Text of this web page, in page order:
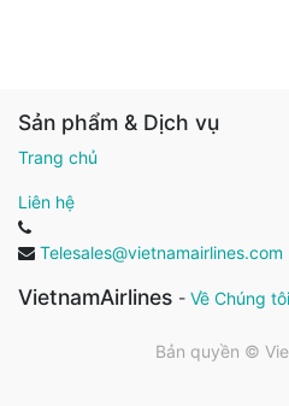
Sản phẩm & Dịch vụ
Trang chủ
Liên hệ
Telesales@vietnamairlines.com
VietnamAirlines - Về Chúng tôi
Bản quyền ©